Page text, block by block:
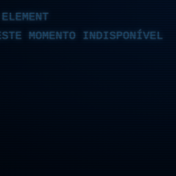
MOMENTO INDISPONÍVEL